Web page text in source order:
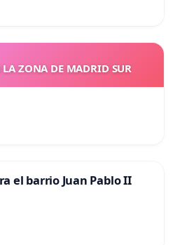
ZONA DE MADRID SUR
el barrio Juan Pablo II